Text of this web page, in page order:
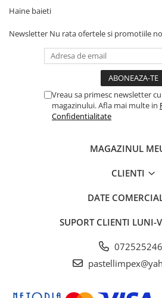
Haine baieti
Newsletter Nu rata ofertele si promotiile
Vreau sa primesc newsletter
magazinului. Afla mai multe in
Confidentialitate
MAGAZINUL
CLIENTI
DATE
SUPORT CLIENTI LUNI-